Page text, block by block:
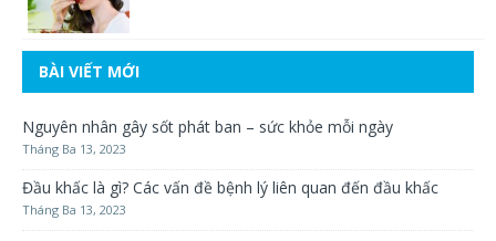
BÀI VIẾT MỚI
Nguyên nhân gây sốt phát ban – sức khỏe mỗi ngày
Tháng Ba 13, 2023
Đầu khấc là gì? Các vấn đề bệnh lý liên quan đến đầu khấc
Tháng Ba 13, 2023